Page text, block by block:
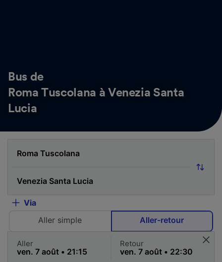
Bus de
Roma Tuscolana à Venezia Santa
Lucia
Via
Aller simple
Aller-retour
Aller Retour